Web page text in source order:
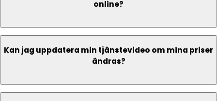
online?
Kan jag uppdatera min tjänstevideo om mina priser
ändras?